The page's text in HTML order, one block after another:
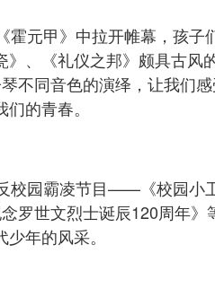
元甲》中拉开帷幕，孩
、《礼仪之邦》颇具古
不同音色的演绎，让我们
的青春。
园霸凌节目——《校园小
世文烈士诞辰120周年
年的风采。